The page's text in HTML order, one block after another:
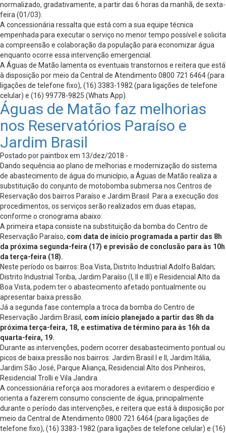
normalizado, gradativamente, a partir das 6 horas da manhã, de sexta-
feira (01/03).
A concessionária ressalta que está com a sua equipe técnica
empenhada para executar o serviço no menor tempo possível e solicita
a compreensão e colaboração da população para economizar água
enquanto ocorre essa intervenção emergencial.
A Águas de Matão lamenta os eventuais transtornos e reitera que está
à disposição por meio da Central de Atendimento 0800 721 6464 (para
ligações de telefone fixo), (16) 3383-1982 (para ligações de telefone
celular) e (16) 99778-9825 (Whats App).
Águas de Matão faz melhorias
nos Reservatórios Paraíso e
Jardim Brasil
Postado por paintbox em 13/dez/2018 -
Dando sequência ao plano de melhorias e modernização do sistema
de abastecimento de água do município, a Águas de Matão realiza a
substituição do conjunto de motobomba submersa nos Centros de
Reservação dos bairros Paraíso e Jardim Brasil. Para a execução dos
procedimentos, os serviços serão realizados em duas etapas,
conforme o cronograma abaixo:
A primeira etapa consiste na substituição da bomba do Centro de
Reservação Paraíso, com data de início programada a partir das 8h
da próxima segunda-feira (17) e previsão de conclusão para às 10h
da terça-feira (18).
Neste período os bairros: Boa Vista, Distrito Industrial Adolfo Baldan;
Distrito Industrial Toriba, Jardim Paraíso (I, II e III) e Residencial Alto da
Boa Vista, podem ter o abastecimento afetado pontualmente ou
apresentar baixa pressão.
Já a segunda fase contempla a troca da bomba do Centro de
Reservação Jardim Brasil, com início planejado a partir das 8h da
próxima terça-feira, 18, e estimativa de término para às 16h da
quarta-feira, 19.
Durante as intervenções, podem ocorrer desabastecimento pontual ou
picos de baixa pressão nos bairros: Jardim Brasil I e II, Jardim Itália,
Jardim São José, Parque Aliança, Residencial Alto dos Pinheiros,
Residencial Trolli e Vila Jandira.
A concessionária reforça aos moradores a evitarem o desperdício e
orienta a fazerem consumo consciente de água, principalmente
durante o período das intervenções, e reitera que está à disposição por
meio da Central de Atendimento 0800 721 6464 (para ligações de
telefone fixo), (16) 3383-1982 (para ligações de telefone celular) e (16)